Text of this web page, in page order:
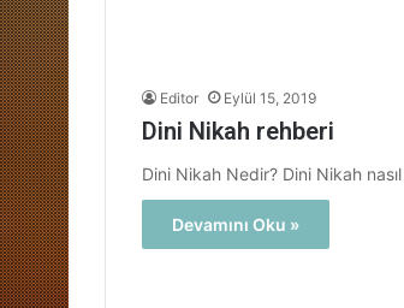
Editor Eylül 15, 2019
Dini Nikah rehberi
Dini Nikah Nedir? Dini Nikah
Devamını Oku »